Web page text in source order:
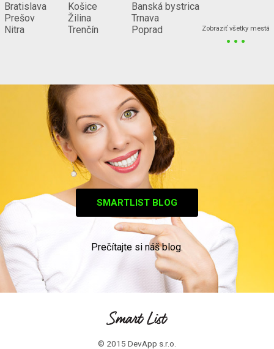
Bratislava
Prešov
Nitra
Košice
Žilina
Trenčín
Banská bystrica
Trnava
Poprad
Zobraziť všetky mestá
...
SMARTLIST BLOG
Prečítajte si náš blog.
© 2015 DevApp s.r.o.